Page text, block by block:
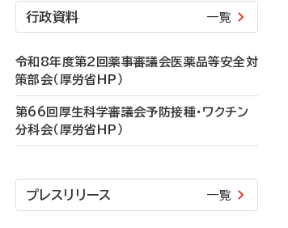
行政資料 一覧
令和8年度第2回薬事審議会医薬品等安全対
策部会（厚労省HP）
第66回厚生科学審議会予防接種・ワクチン
分科会（厚労省HP）
プレスリリース 一覧